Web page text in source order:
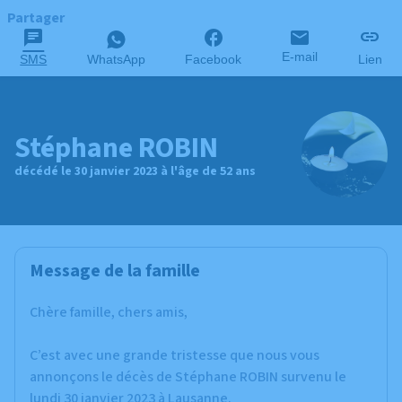
Partager
SMS WhatsApp Facebook E-mail Lien
Stéphane ROBIN
décédé le 30 janvier 2023 à l'âge de 52 ans
Message de la famille
Chère famille, chers amis,
C’est avec une grande tristesse que nous vous
annonçons le décès de Stéphane ROBIN survenu le